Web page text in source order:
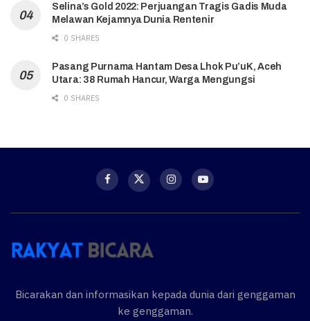
Selina’s Gold 2022: Perjuangan Tragis Gadis Muda
Melawan Kejamnya Dunia Rentenir
0 SHARES
Pasang Purnama Hantam Desa Lhok Pu’uK, Aceh
Utara: 38 Rumah Hancur, Warga Mengungsi
0 SHARES
Bicarakan dan informasikan kepada dunia dari genggaman
ke genggaman.